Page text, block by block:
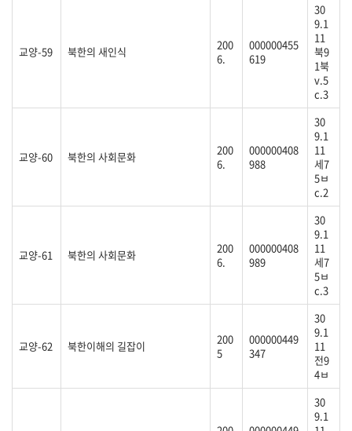
교양-59 북한의 새인식
200
6.
000000455
619
30
9.1
11
북9
1북
v.5
c.3
교양-60 북한의 사회문화
200
6.
000000408
988
30
9.1
11
세7
5ㅂ
c.2
교양-61 북한의 사회문화
200
6.
000000408
989
30
9.1
11
세7
5ㅂ
c.3
교양-62 북한이해의 길잡이
200
5
000000449
347
30
9.1
11
전9
4ㅂ
30
9.1